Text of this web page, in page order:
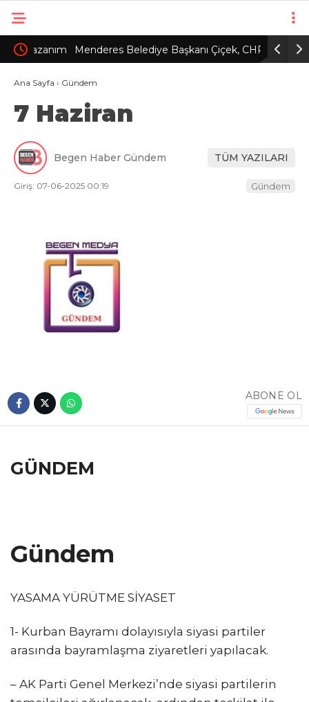
Menderes Belediye Başkanı Çiçek, CHP’den
kesin ihraç talebiyle disipline sevk edildi
Ana Sayfa › Gündem
7 Haziran
Begen Haber Gündem TÜM YAZILARI
Giriş: 07-06-2025 00:19 Gündem
ABONE OL
GÜNDEM
Gündem
YASAMA YÜRÜTME SİYASET
1- Kurban Bayramı dolayısıyla siyasi partiler
arasında bayramlaşma ziyaretleri yapılacak.
– AK Parti Genel Merkezi’nde siyasi partilerin